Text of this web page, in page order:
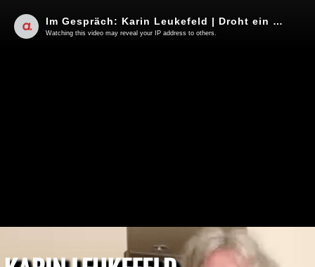
Im Gespräch: Karin Leukefeld | Droht ein Flächenbrand im Nahen- und Mittleren Osten?
Watching this video may reveal your IP address to others.